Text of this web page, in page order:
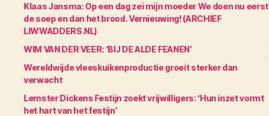
Klaas Jansma: Op een dag zei mijn moeder We doen nu eerst
de soep en dan het brood. Vernieuwing! (ARCHIEF
LIWWADDERS.NL)
WIM VAN DER VEER: ‘BIJ DE ALDE FEANEN’
Wereldwijde vleeskuikenproductie groeit sterker dan
verwacht
Lemster Dickens Festijn zoekt vrijwilligers: ‘Hun inzet vormt
het hart van het festijn’